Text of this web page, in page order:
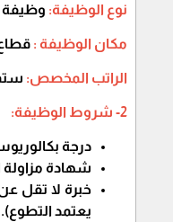
نوع الوظيفة: وظيفة
مكان الوظيفة :
الراتب المخصص:
2- شروط الوظيفة:
درجة
شهادة مزاولة
خبرة لا تقل
يعتمد التطوع).